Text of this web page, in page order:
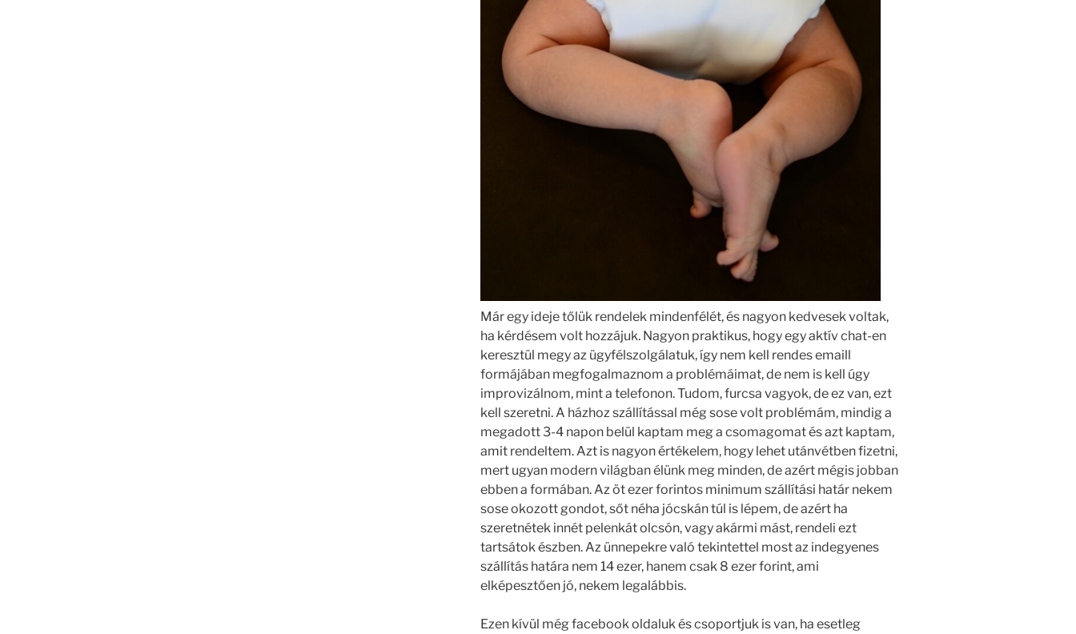
Már egy ideje tőlük rendelek mindenfélét, és nagyon kedvesek voltak,
ha kérdésem volt hozzájuk. Nagyon praktikus, hogy egy aktív chat-en
keresztül megy az ügyfélszolgálatuk, így nem kell rendes emaill
formájában megfogalmaznom a problémáimat, de nem is kell úgy
improvizálnom, mint a telefonon. Tudom, furcsa vagyok, de ez van, ezt
kell szeretni. A házhoz szállítással még sose volt problémám, mindig a
megadott 3-4 napon belül kaptam meg a csomagomat és azt kaptam,
amit rendeltem. Azt is nagyon értékelem, hogy lehet utánvétben fizetni,
mert ugyan modern világban élünk meg minden, de azért mégis jobban
ebben a formában. Az öt ezer forintos minimum szállítási határ nekem
sose okozott gondot, sőt néha jócskán túl is lépem, de azért ha
szeretnétek innét pelenkát olcsón, vagy akármi mást, rendeli ezt
tartsátok észben. Az ünnepekre való tekintettel most az indegyenes
szállítás határa nem 14 ezer, hanem csak 8 ezer forint, ami
elképesztően jó, nekem legalábbis.
Ezen kívül még facebook oldaluk és csoportjuk is van, ha esetleg